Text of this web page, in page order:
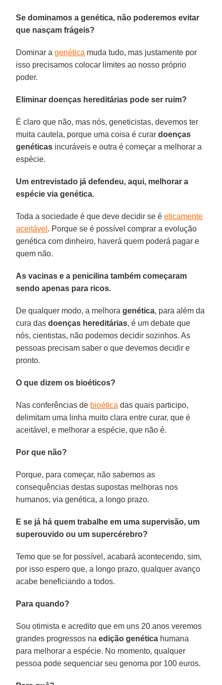
Se dominamos a genética, não poderemos evitar
que nasçam frágeis?
Dominar agenética muda tudo, mas justamente por
isso precisamos colocar limites ao nosso próprio
poder.
Eliminar doenças hereditárias pode ser ruim?
É claro que não, mas nós, geneticistas, devemos ter
muita cautela, porque uma coisa é curardoenças
genéticas incuráveis e outra é começar a melhorar a
espécie.
Um entrevistado já defendeu, aqui, melhorar a
espécie via genética.
Toda a sociedade é que deve decidir se éeticamente
aceitável . Porque se é possível comprar a evolução
genética com dinheiro, haverá quem poderá pagar e
quem não.
As vacinas e a penicilina também começaram
sendo apenas para ricos.
De qualquer modo, a melhoragenética, para além da
cura dasdoenças hereditárias, é um debate que
nós, cientistas, não podemos decidir sozinhos. As
pessoas precisam saber o que devemos decidir e
pronto.
O que dizem os bioéticos?
Nas conferências de bioética das quais participo,
delimitam uma linha muito clara entre curar, que é
aceitável, e melhorar a espécie, que não é.
Por que não?
Porque, para começar, não sabemos as
consequências destas supostas melhoras nos
humanos, via genética, a longo prazo.
E se já há quem trabalhe em uma supervisão, um
superouvido ou um supercérebro?
Temo que se for possível, acabará acontecendo, sim,
por isso espero que, a longo prazo, qualquer avanço
acabe beneficiando a todos.
Para quando?
Sou otimista e acredito que em uns 20 anos veremos
grandes progressos naedição genética humana
para melhorar a espécie. No momento, qualquer
pessoa pode sequenciar seu genoma por 100 euros.